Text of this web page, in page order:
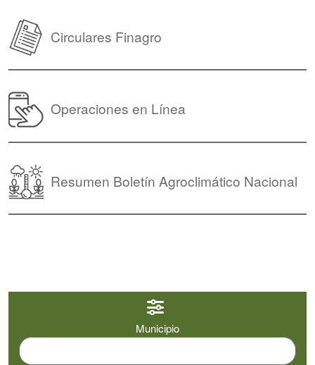
Circulares Finagro
Operaciones en Línea
Resumen Boletín Agroclimático Nacional
Municipio